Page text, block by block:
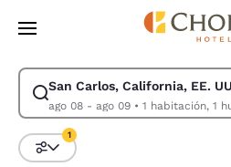
Pasar A Contenido Principal
San Carlos, California, EE.
ago 08 - ago 09• 1
Modificar la búsqueda de San
Ordenar y filtrar
1